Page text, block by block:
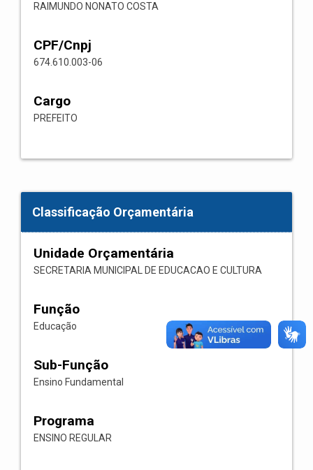
RAIMUNDO NONATO COSTA
CPF/Cnpj
674.610.003-06
Cargo
PREFEITO
Classificação Orçamentária
Unidade Orçamentária
SECRETARIA MUNICIPAL DE EDUCACAO E CULTURA
Função
Educação
Sub-Função
Ensino Fundamental
Programa
ENSINO REGULAR